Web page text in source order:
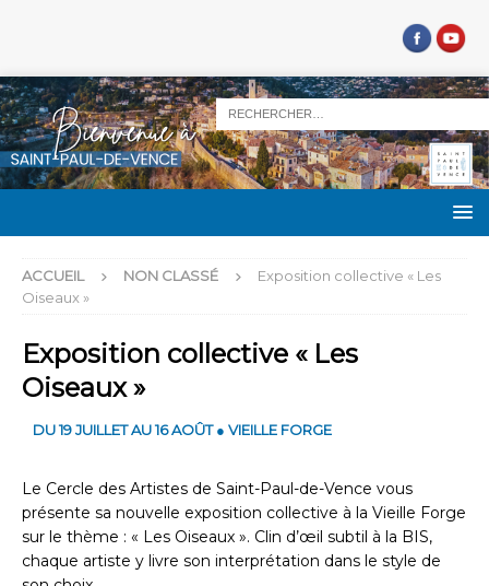
ACCUEIL NON CLASSÉ
Exposition collective « Les
Oiseaux »
Exposition collective « Les
Oiseaux »
DU 19 JUILLET AU 16 AOÛT ● VIEILLE FORGE
Le Cercle des Artistes de Saint-Paul-de-Vence vous
présente sa nouvelle exposition collective à la Vieille Forge
sur le thème : « Les Oiseaux ». Clin d’œil subtil à la BIS,
chaque artiste y livre son interprétation dans le style de